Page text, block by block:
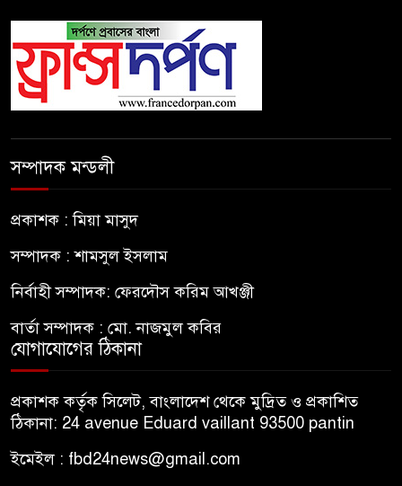
সম্পাদক মন্ডলী
প্রকাশক : মিয়া মাসুদ
সম্পাদক : শামসুল ইসলাম
নির্বাহী সম্পাদক: ফেরদৌস করিম আখঞ্জী
বার্তা সম্পাদক : মো. নাজমুল কবির
যোগাযোগের ঠিকানা
প্রকাশক কর্তৃক সিলেট, বাংলাদেশ থেকে মুদ্রিত ও প্রকাশিত
ঠিকানা: 24 avenue Eduard vaillant 93500 pantin
ইমেইল : fbd24news@gmail.com